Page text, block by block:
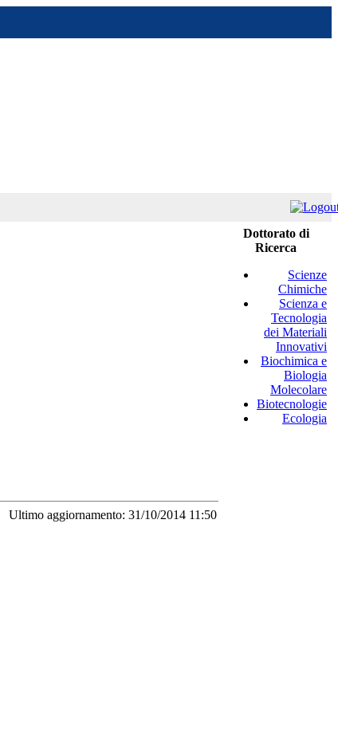
Ultimo aggiornamento: 31/10/2014 11:50
Dottorato di
Ricerca
Scienze
Chimiche
Scienza e
Tecnologia
dei Materiali
Innovativi
Biochimica e
Biologia
Molecolare
Biotecnologie
Ecologia